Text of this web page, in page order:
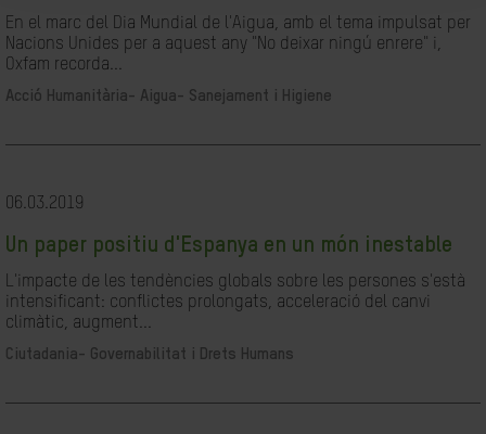
En el marc del Dia Mundial de l'Aigua, amb el tema impulsat per
Nacions Unides per a aquest any "No deixar ningú enrere" i,
Oxfam recorda...
Acció Humanitària- Aigua- Sanejament i Higiene
06.03.2019
Un paper positiu d'Espanya en un món inestable
L'impacte de les tendències globals sobre les persones s'està
intensificant: conflictes prolongats, acceleració del canvi
climàtic, augment...
Ciutadania- Governabilitat i Drets Humans